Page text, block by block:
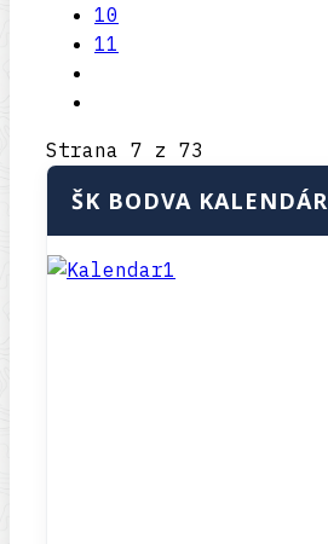
10
11
Strana 7 z 73
ŠK BODVA KALENDÁR